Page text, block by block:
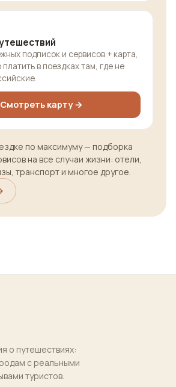
подписок и сервисов + карта,
в поездках там, где не
Смотреть карту →
по максимуму — подборка
на все случаи жизни: отели,
транспорт и многое другое.
о путешествиях:
с реальными
туристов.